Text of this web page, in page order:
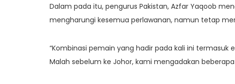
Dalam pada itu, pengurus Pakistan, Azfar Yaqoob
mengharungi kesemua perlawanan, namun tetap
“Kombinasi pemain yang hadir pada kali ini
Malah sebelum ke Johor, kami mengadakan